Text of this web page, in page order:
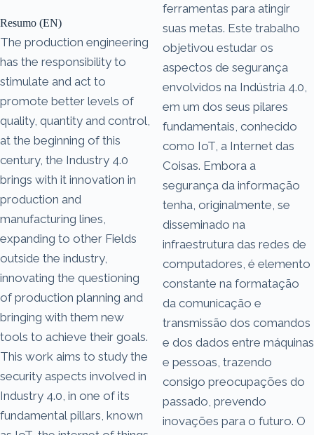
Resumo (EN)
The production engineering
has the responsibility to
stimulate and act to
promote better levels of
quality, quantity and control,
at the beginning of this
century, the Industry 4.0
brings with it innovation in
production and
manufacturing lines,
expanding to other Fields
outside the industry,
innovating the questioning
of production planning and
bringing with them new
tools to achieve their goals.
This work aims to study the
security aspects involved in
Industry 4.0, in one of its
fundamental pillars, known
ferramentas para atingir
suas metas. Este trabalho
objetivou estudar os
aspectos de segurança
envolvidos na Indústria 4.0,
em um dos seus pilares
fundamentais, conhecido
como IoT, a Internet das
Coisas. Embora a
segurança da informação
tenha, originalmente, se
disseminado na
infraestrutura das redes de
computadores, é elemento
constante na formatação
da comunicação e
transmissão dos comandos
e dos dados entre máquinas
e pessoas, trazendo
consigo preocupações do
passado, prevendo
inovações para o futuro. O